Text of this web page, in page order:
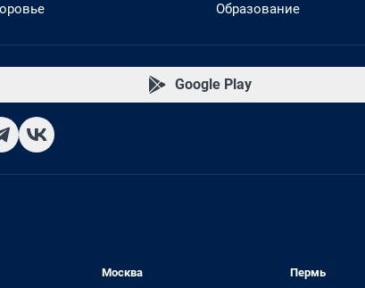
Образование
Google Play
Москва Пермь